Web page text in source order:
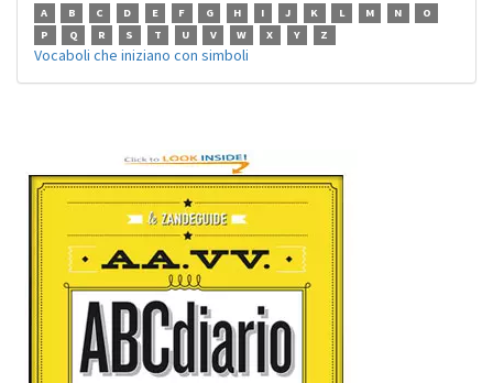
A B C D E F G H I J K L M N
O
P
Q R S T U V W X Y Z
Vocaboli che iniziano con simboli